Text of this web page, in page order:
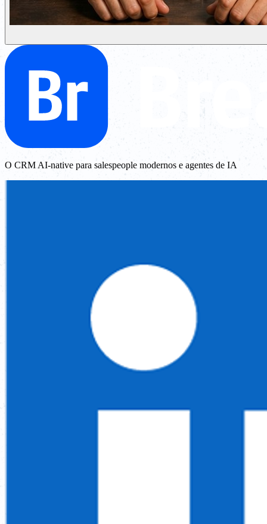
O CRM AI-native para salespeople modernos e agentes de IA